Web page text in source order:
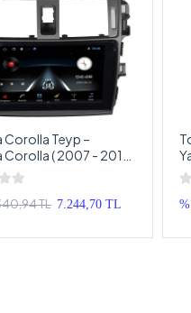
Teyp –
( 2007 - 2012 )
Multimedya –
Android
Teyp TL 7.244,70 TL